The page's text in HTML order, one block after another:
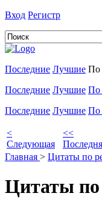
Вход Регистр
Последние Лучшие По
Последние Лучшие По
Последние Лучшие По
<
Следующая
<<
Главная > Цитаты по
Цитаты по